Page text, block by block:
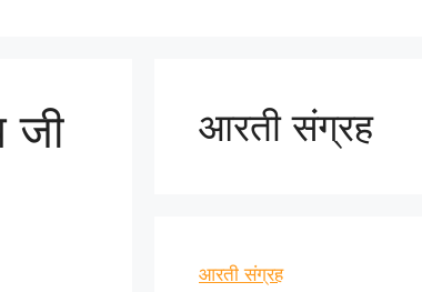
जी आरती संग्रह
आरती संग्रह